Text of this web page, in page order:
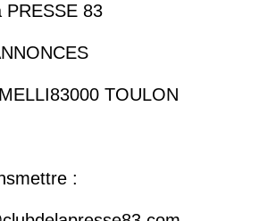
PRESSE 83
TOULON
: